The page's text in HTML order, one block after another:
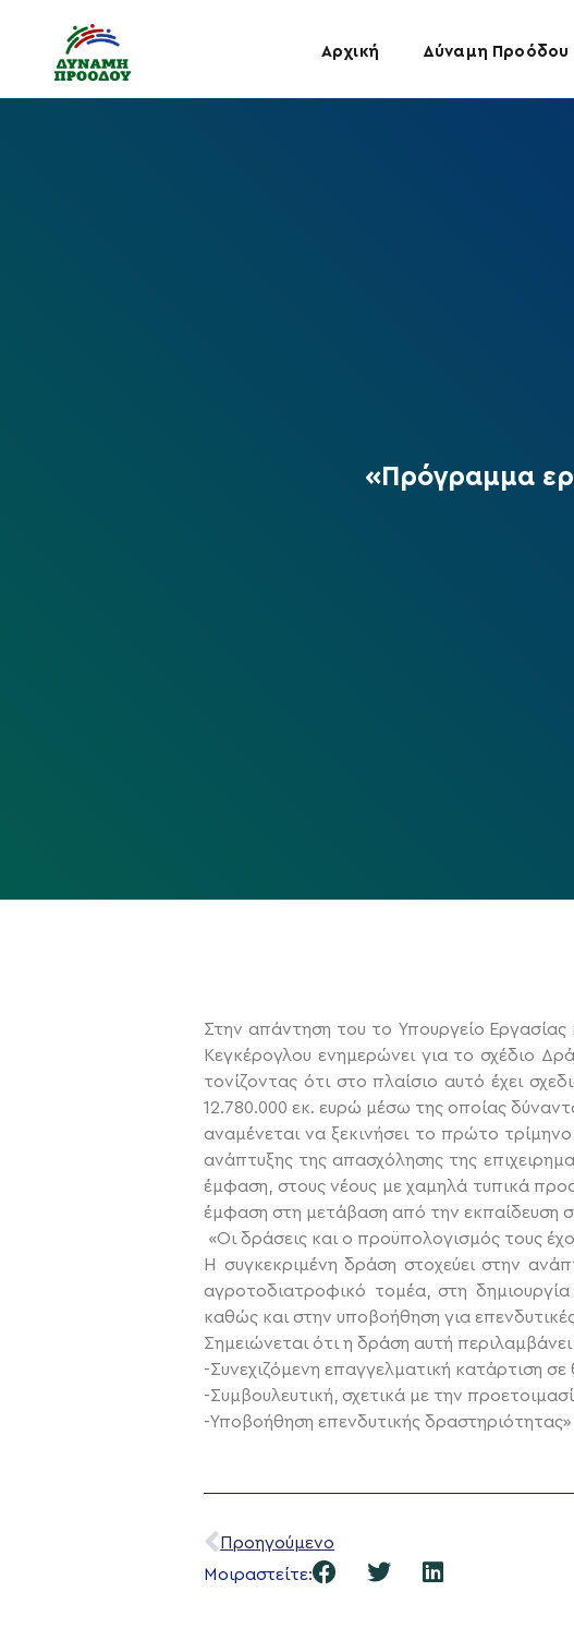
Αρχική Δύναμη Προόδου
«Πρόγραμμα
Στην απάντηση του το Υπουργείο
Κεγκέρογλου ενημερώνει για το σχέδιο
τονίζοντας ότι στο πλαίσιο αυτό έχει
12.780.000 εκ. ευρώ μέσω της οποίας
αναμένεται να ξεκινήσει το πρώτο
ανάπτυξης της απασχόλησης της
έμφαση, στους νέους με χαμηλά τυπικά
έμφαση στη μετάβαση από την εκπαίδευση
«Οι δράσεις και ο προϋπολογισμός τους
Η συγκεκριμένη δράση στοχεύει στην
αγροτοδιατροφικό τομέα, στη
καθώς και στην υποβοήθηση για
Σημειώνεται ότι η δράση αυτή
-Συνεχιζόμενη επαγγελματική κατάρτιση
-Συμβουλευτική, σχετικά με την
-Υποβοήθηση επενδυτικής
Προηγούμενο
Μοιραστείτε: